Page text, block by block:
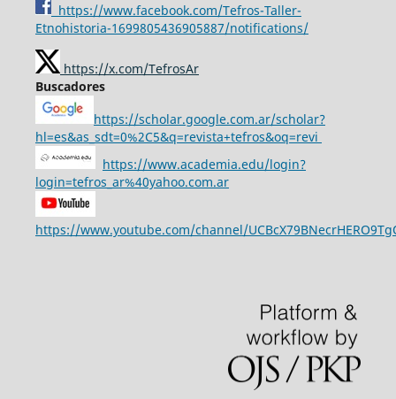
https://www.facebook.com/Tefros-Taller-
Etnohistoria-1699805436905887/notifications/
https://x.com/TefrosAr
Buscadores
https://scholar.google.com.ar/scholar?
hl=es&as_sdt=0%2C5&q=revista+tefros&oq=revi
https://www.academia.edu/login?
login=tefros_ar%40yahoo.com.ar
https://www.youtube.com/channel/